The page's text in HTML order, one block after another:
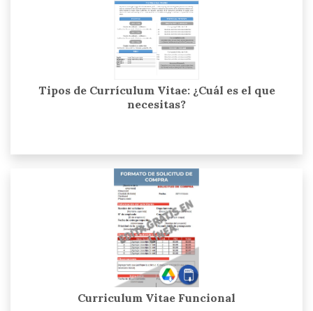
Tipos de Currículum Vitae: ¿Cuál es el que
necesitas?
Curriculum Vitae Funcional